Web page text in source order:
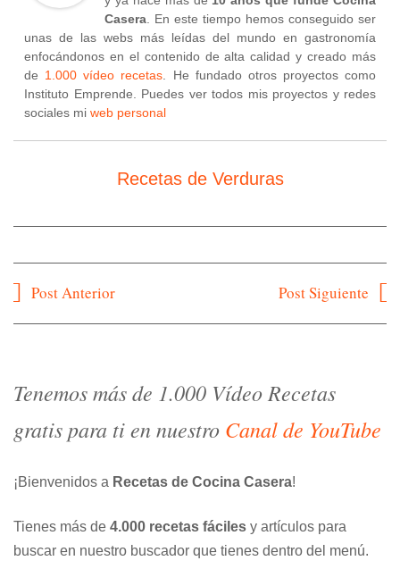
Casera . En este tiempo hemos conseguido ser
unas de las webs más leídas del mundo en gastronomía
enfocándonos en el contenido de alta calidad y creado más
de 1.000 vídeo recetas . He fundado otros proyectos como
Instituto Emprende. Puedes ver todos mis proyectos y redes
sociales mi web personal
Recetas de Verduras
Navegación
Post Anterior Post Siguiente
Tenemos más de 1.000 Vídeo Recetas
gratis para ti en nuestro Canal de YouTube
¡Bienvenidos a Recetas de Cocina Casera!
Tienes más de 4.000 recetas fáciles y artículos para
buscar en nuestro buscador que tienes dentro del menú.